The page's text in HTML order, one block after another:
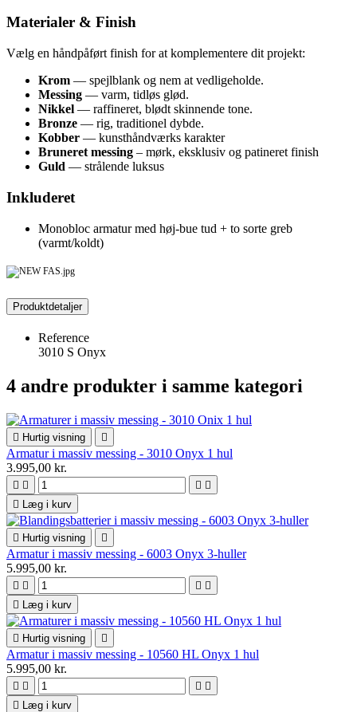
Materialer & Finish
Vælg en håndpåført finish for at komplementere dit projekt:
Krom — spejlblank og nem at vedligeholde.
Messing — varm, tidløs glød.
Nikkel — raffineret, blødt skinnende tone.
Bronze — rig, traditionel dybde.
Kobber — kunsthåndværks karakter
Bruneret messing – mørk, eksklusiv og patineret finish
Guld — strålende luksus
Inkluderet
Monobloc armatur med høj-bue tud + to sorte greb
(varmt/koldt)
Produktdetaljer
Reference
3010 S Onyx
4 andre produkter i samme kategori
 Hurtig visning 
Armatur i massiv messing - 3010 Onyx 1 hul
3.995,00 kr.
   
 Læg i kurv
 Hurtig visning 
Armatur i massiv messing - 6003 Onyx 3-huller
5.995,00 kr.
   
 Læg i kurv
 Hurtig visning 
Armatur i massiv messing - 10560 HL Onyx 1 hul
5.995,00 kr.
   
 Læg i kurv